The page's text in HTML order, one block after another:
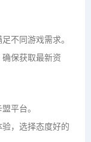
不同游戏需求。
保获取最新资
平台。
，选择态度好的